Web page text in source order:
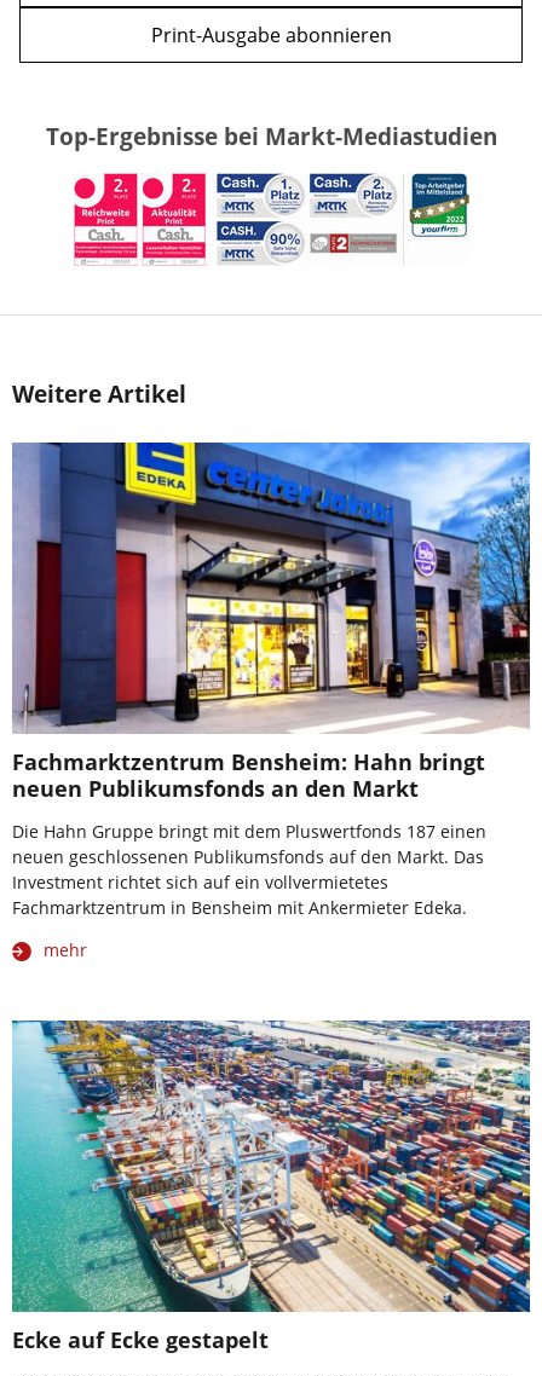
Print-Ausgabe abonnieren
Top-Ergebnisse bei Markt-Mediastudien
Weitere Artikel
Fachmarktzentrum Bensheim: Hahn bringt
neuen Publikumsfonds an den Markt
Die Hahn Gruppe bringt mit dem Pluswertfonds 187 einen
neuen geschlossenen Publikumsfonds auf den Markt. Das
Investment richtet sich auf ein vollvermietetes
Fachmarktzentrum in Bensheim mit Ankermieter Edeka.
mehr
Ecke auf Ecke gestapelt